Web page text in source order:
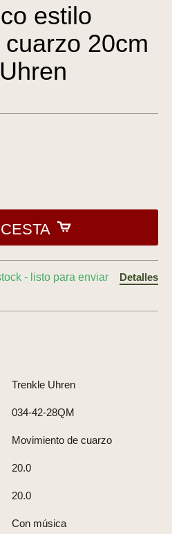
estilo
cuarzo 20cm
- listo para enviar
Detalles
Trenkle Uhren
034-42-28QM
Movimiento de cuarzo
20.0
20.0
Con música